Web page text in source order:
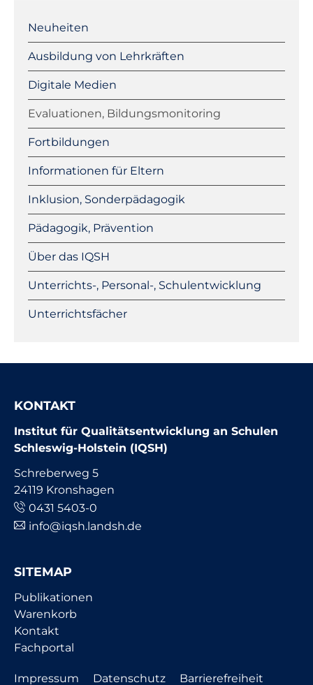
überspringen
Neuheiten
Ausbildung von Lehrkräften
Digitale Medien
Evaluationen, Bildungsmonitoring
Fortbildungen
Informationen für Eltern
Inklusion, Sonderpädagogik
Pädagogik, Prävention
Über das IQSH
Unterrichts-, Personal-, Schulentwicklung
Unterrichtsfächer
KONTAKT
Institut für Qualitätsentwicklung an Schulen
Schleswig-Holstein (IQSH)
Schreberweg 5
24119 Kronshagen
0431 5403-0
info@iqsh.landsh.de
SITEMAP
Navigation
überspringen
Publikationen
Warenkorb
Kontakt
Fachportal
Navigation
Impressum Datenschutz Barrierefreiheit